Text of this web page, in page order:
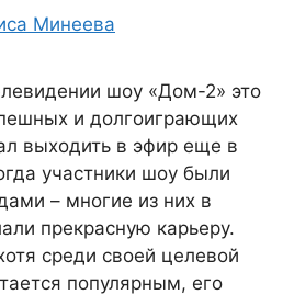
Минеева
шоу «Дом-2» это
и долгоиграющих
выходить в эфир еще в
участники шоу были
– многие из них в
прекрасную карьеру.
среди своей целевой
популярным, его